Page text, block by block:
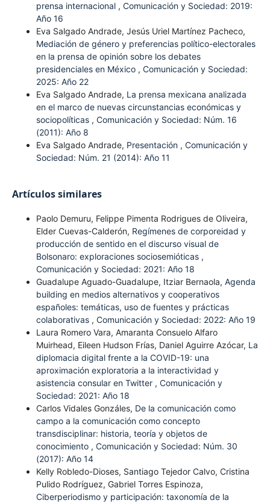
prensa internacional , Comunicación y Sociedad: 2019:
Año 16
Eva Salgado Andrade, Jesús Uriel Martínez Pacheco,
Mediación de género y preferencias político-electorales
en la prensa de opinión sobre los debates
presidenciales en México , Comunicación y Sociedad:
2025: Año 22
Eva Salgado Andrade, La prensa mexicana analizada
en el marco de nuevas circunstancias económicas y
sociopolíticas , Comunicación y Sociedad: Núm. 16
(2011): Año 8
Eva Salgado Andrade, Presentación , Comunicación y
Sociedad: Núm. 21 (2014): Año 11
Artículos similares
Paolo Demuru, Felippe Pimenta Rodrigues de Oliveira,
Elder Cuevas-Calderón, Regímenes de corporeidad y
producción de sentido en el discurso visual de
Bolsonaro: exploraciones sociosemióticas ,
Comunicación y Sociedad: 2021: Año 18
Guadalupe Aguado-Guadalupe, Itziar Bernaola, Agenda
building en medios alternativos y cooperativos
españoles: temáticas, uso de fuentes y prácticas
colaborativas , Comunicación y Sociedad: 2022: Año 19
Laura Romero Vara, Amaranta Consuelo Alfaro
Muirhead, Eileen Hudson Frías, Daniel Aguirre Azócar, La
diplomacia digital frente a la COVID-19: una
aproximación exploratoria a la interactividad y
asistencia consular en Twitter , Comunicación y
Sociedad: 2021: Año 18
Carlos Vidales Gonzáles, De la comunicación como
campo a la comunicación como concepto
transdisciplinar: historia, teoría y objetos de
conocimiento , Comunicación y Sociedad: Núm. 30
(2017): Año 14
Kelly Robledo-Dioses, Santiago Tejedor Calvo, Cristina
Pulido Rodríguez, Gabriel Torres Espinoza,
Ciberperiodismo y participación: taxonomía de la